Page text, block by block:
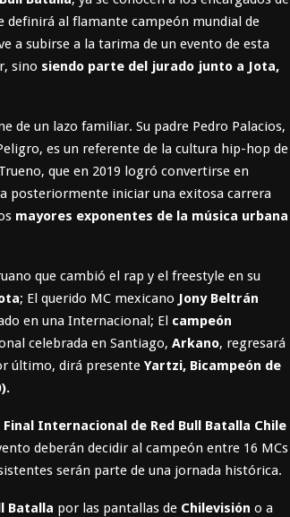
al flamante campeón mundial de
a subirse a la tarima de un evento de esta
sino siendo parte del jurado junto a Jota,
de un lazo familiar. Su padre Pedro Palacios,
es un referente de la cultura hip-hop de
que en 2019 logró convertirse en
posteriormente iniciar una exitosa carrera
mayores exponentes de la música urbana
que cambió el rap y el freestyle en su
; El querido MC mexicano Jony Beltrán
en una Internacional; El campeón
celebrada en Santiago, Arkano, regresará
último, dirá presente Yartzi, Bicampeón de
Final Internacional de Red Bull Batalla Chile
deberán decidir al campeón entre 16 MCs
serán parte de una jornada histórica.
Batalla por las pantallas de Chilevisión o a